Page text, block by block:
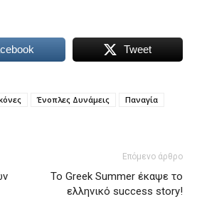
Tweet
Ένοπλες Δυνάμεις Παναγία
Επόμενο άρθρο
Το Greek Summer έκαψε το
ελληνικό success story!